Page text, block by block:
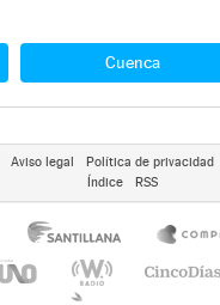
Cuenca
Aviso legal Política de privacidad
Índice
RSS